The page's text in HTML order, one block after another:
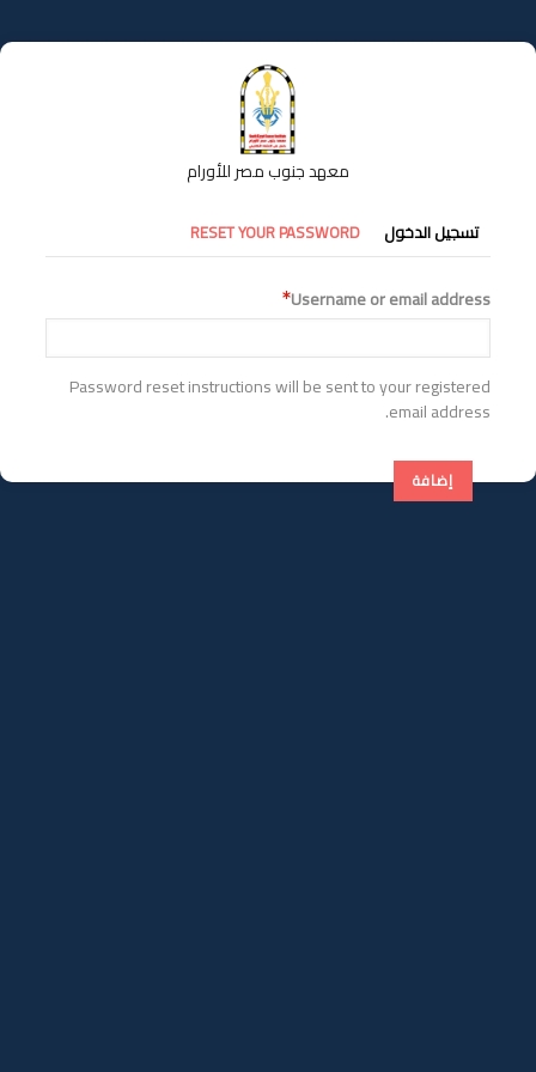
إلى
المحتوى
معهد جنوب مصر للأورام
التبويبات
الأساسية
تسجيل الدخول RESET YOUR PASSWORD
Username or email address
Password reset instructions will be sent to your registered
email address.